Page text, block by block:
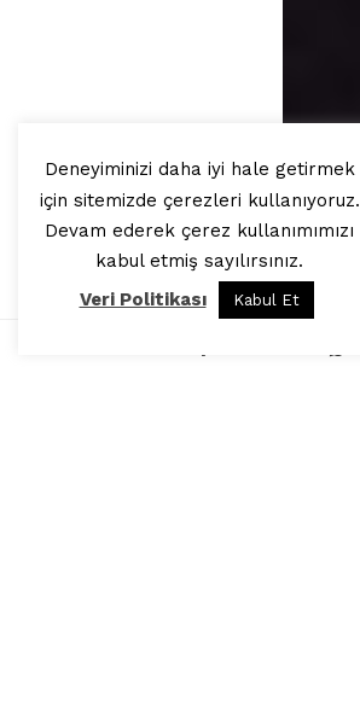
Deneyiminizi daha iyi hale getirmek
için sitemizde çerezleri kullanıyoruz.
Devam ederek çerez kullanımımızı
kabul etmiş sayılırsınız.
Veri Politikası
Kabul Et